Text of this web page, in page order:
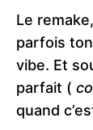
Le
parfois
vibe. Et
parfait (
quand